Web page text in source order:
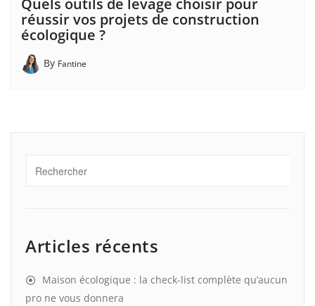
Quels outils de levage choisir pour
réussir vos projets de construction
écologique ?
By Fantine
Articles récents
Maison écologique : la check-list complète qu’aucun
pro ne vous donnera